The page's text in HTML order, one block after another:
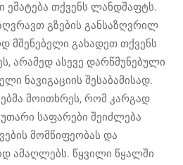
ემატება თქვენს ლანდშაფტს.
გზების განსაზღვრილ
მშენებელი გახადეთ თქვენს
არამედ ასევე დარწმუნებული
ნავიგაციის შესაბამისად.
მოითხრეს, რომ კარგად
საფარები შეიძლება
მომწიფეობას და
ამაღლებს. წყვილი წყალში